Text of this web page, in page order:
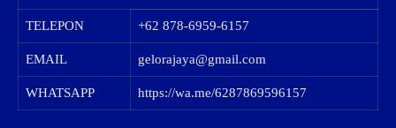
TELEPON +62 878-6959-6157
EMAIL gelorajaya@gmail.com
WHATSAPP https://wa.me/6287869596157